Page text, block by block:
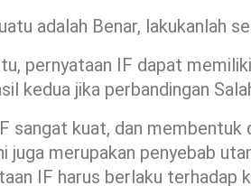
adalah Benar, lakukanlah
pernyataan IF dapat
kedua jika perbandingan
sangat kuat, dan
juga merupakan penyebab
IF harus berlaku terhadap